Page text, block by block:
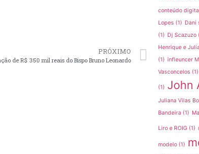
PRÓXIMO
de R$ 350 mil reais do Bispo Bruno Leonardo
conteúdo
Lopes (1) Dani
(1) Dj Scazuzo
Henrique e
(1) infleuncer
Vasconcelos (1)
(1) John
Juliana Vilas
Bandeira (1)
Liro e ROIG (1)
modelo (1)